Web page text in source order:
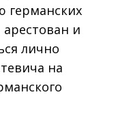
германских
и
лично
на